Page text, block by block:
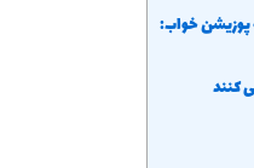
پوزیشن خواب:
کنند